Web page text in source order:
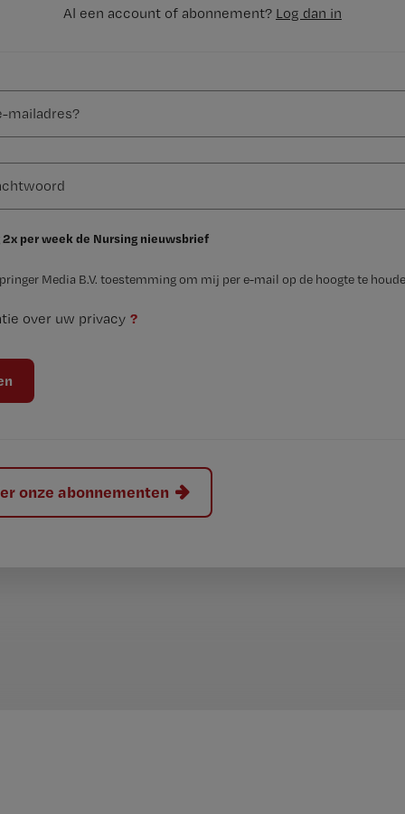
Al een account of abonnement? Log dan in
2x per week de Nursing nieuwsbrief
Media B.V. toestemming om mij per e-mail op de hoogte te
over uw privacy ?
onze abonnementen